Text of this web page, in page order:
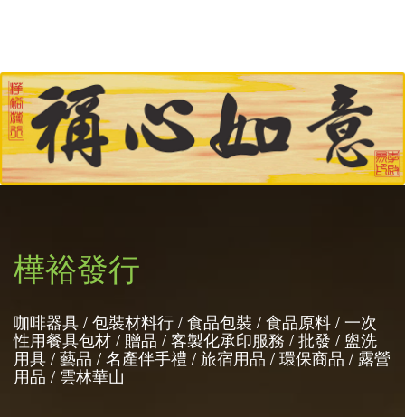
樺裕發行
咖啡器具 / 包裝材料行 / 食品包裝 / 食品原料 / 一次
性用餐具包材 / 贈品 / 客製化承印服務 / 批發 / 盥洗
用具 / 藝品 / 名產伴手禮 / 旅宿用品 / 環保商品 / 露營
用品 / 雲林華山